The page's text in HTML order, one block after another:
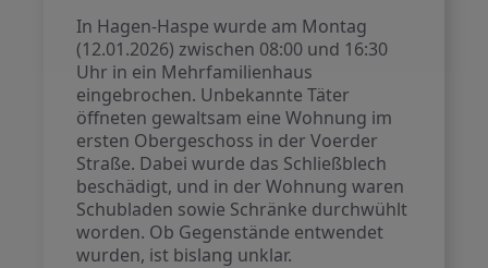
In Hagen-Haspe wurde am Montag
(12.01.2026) zwischen 08:00 und 16:30
Uhr in ein Mehrfamilienhaus
eingebrochen. Unbekannte Täter
öffneten gewaltsam eine Wohnung im
ersten Obergeschoss in der Voerder
Straße. Dabei wurde das Schließblech
beschädigt, und in der Wohnung waren
Schubladen sowie Schränke durchwühlt
worden. Ob Gegenstände entwendet
wurden, ist bislang unklar.